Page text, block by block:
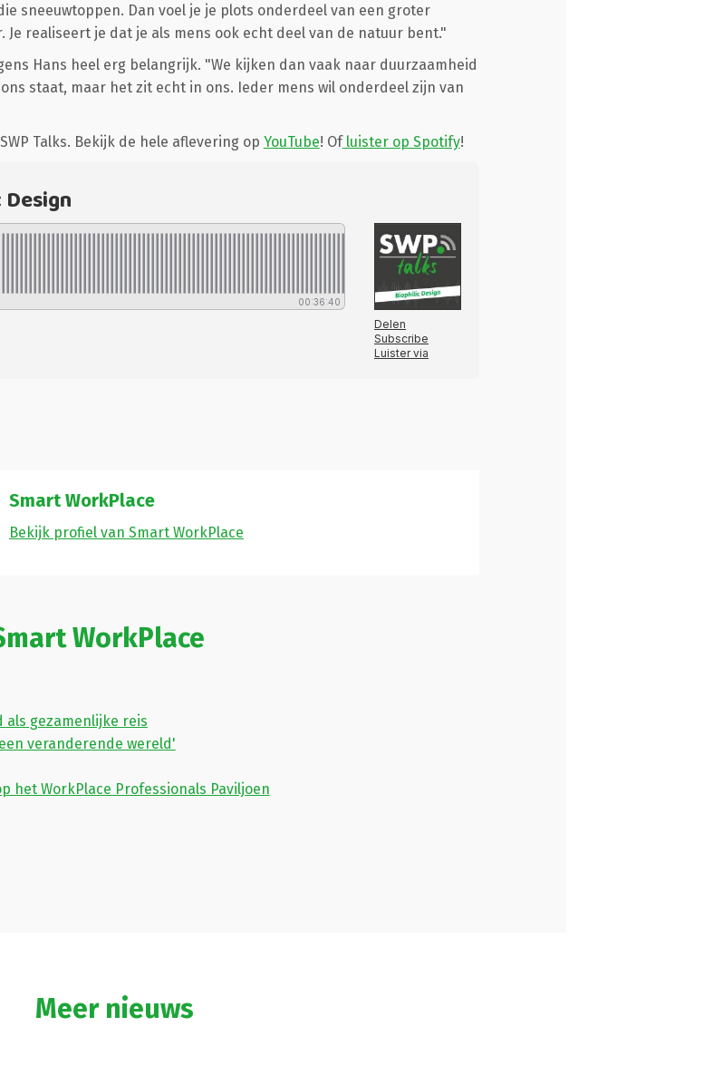
sneeuwtoppen. Dan voel je je plots onderdeel van een groter
realiseert je dat je als mens ook echt deel van de natuur bent."
Hans heel erg belangrijk. "We kijken dan vaak naar duurzaamheid
staat, maar het zit echt in ons. Ieder mens wil onderdeel zijn van
Talks. Bekijk de hele aflevering op YouTube! Ofluister op Spotify!
Smart WorkPlace
Bekijk profiel van Smart WorkPlace
WorkPlace
als gezamenlijke reis
veranderende wereld'
het WorkPlace Professionals Paviljoen
Meer nieuws